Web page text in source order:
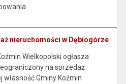
nieruchomości w Dębiogórze
Wielkopolski ogłasza
na sprzedaż
Gminy Koźmin